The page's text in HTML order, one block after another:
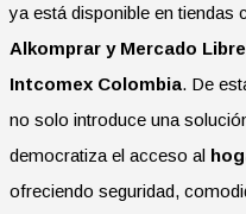
ya está disponible en tiendas
Alkomprar y Mercado Libre
Intcomex Colombia. De
no solo introduce una
democratiza el acceso al
ofreciendo seguridad,